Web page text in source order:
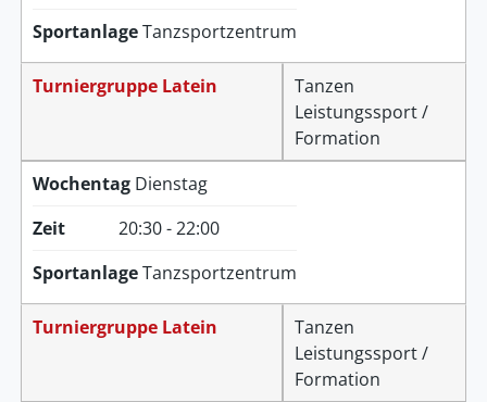
SportanlageTanzsportzentrum
Turniergruppe Latein
Tanzen
Leistungssport /
Formation
Wochentag Dienstag
Zeit
20:30 - 22:00
SportanlageTanzsportzentrum
Turniergruppe Latein
Tanzen
Leistungssport /
Formation